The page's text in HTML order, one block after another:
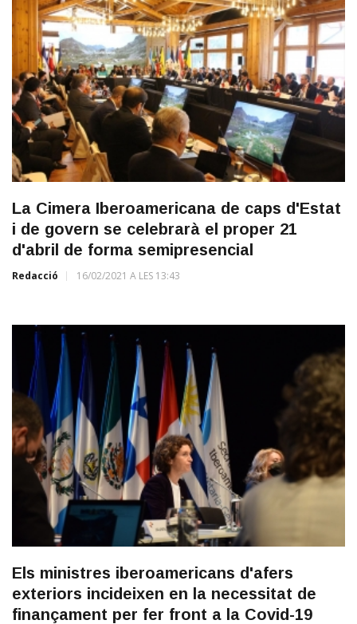
La Cimera Iberoamericana de caps d'Estat
i de govern se celebrarà el proper 21
d'abril de forma semipresencial
Redacció 16/02/2021 A LES 13:43
Els ministres iberoamericans d'afers
exteriors incideixen en la necessitat de
finançament per fer front a la Covid-19